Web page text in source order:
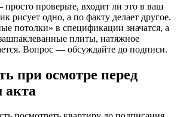
проверьте, входит ли это в ваш
рисует одно, а по факту делает другое.
потолки» в спецификации значатся, а
плиты, натяжное
Вопрос — обсуждайте до подписи.
при осмотре перед
акта